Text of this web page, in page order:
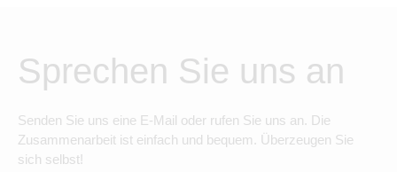
Sprechen Sie uns an
Senden Sie uns eine E-Mail oder rufen Sie uns an. Die
Zusammenarbeit ist einfach und bequem. Überzeugen Sie
sich selbst!